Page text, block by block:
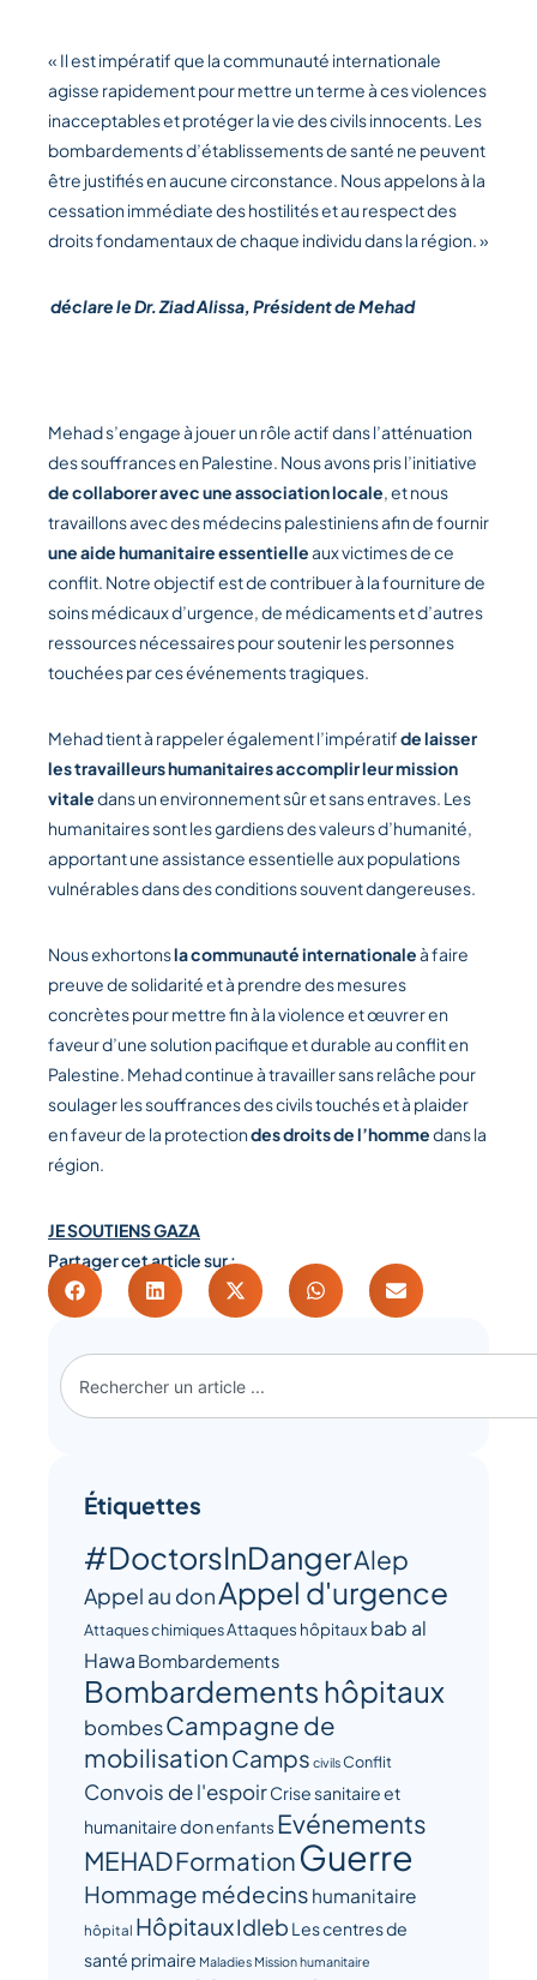
« Il est impératif que la communauté internationale
agisse rapidement pour mettre un terme à ces violences
inacceptables et protéger la vie des civils innocents. Les
bombardements d’établissements de santé ne peuvent
être justifiés en aucune circonstance. Nous appelons à la
cessation immédiate des hostilités et au respect des
droits fondamentaux de chaque individu dans la région. »
déclare le Dr. Ziad Alissa, Président de Mehad
Mehad s’engage à jouer un rôle actif dans l’atténuation
des souffrances en Palestine. Nous avons pris l’initiative
de collaborer avec une association locale, et nous
travaillons avec des médecins palestiniens afin de fournir
une aide humanitaire essentielleaux victimes de ce
conflit. Notre objectif est de contribuer à la fourniture de
soins médicaux d’urgence, de médicaments et d’autres
ressources nécessaires pour soutenir les personnes
touchées par ces événements tragiques.
Mehad tient à rappeler également l’impératifde laisser
les travailleurs humanitaires accomplir leur mission
vitaledans un environnement sûr et sans entraves. Les
humanitaires sont les gardiens des valeurs d’humanité,
apportant une assistance essentielle aux populations
vulnérables dans des conditions souvent dangereuses.
Nous exhortonsla communauté internationaleà faire
preuve de solidarité et à prendre des mesures
concrètes pour mettre fin à la violence et œuvrer en
faveur d’une solution pacifique et durable au conflit en
Palestine. Mehad continue à travailler sans relâche pour
soulager les souffrances des civils touchés et à plaider
en faveur de la protectiondes droits de l’hommedans la
région.
JE SOUTIENS GAZA
Partager cet article sur :
Étiquettes
#DoctorsInDangerAlep
Appel au donAppel d'urgence
Attaques chimiquesAttaques hôpitaux bab al
Hawa Bombardements
Bombardements hôpitaux
bombesCampagne de
mobilisationCamps civilsConflit
Convois de l'espoirCrise sanitaire et
humanitairedonenfants Evénements
MEHADFormationGuerre
Hommage médecins humanitaire
hôpital HôpitauxIdleb Les centres de
santé primaire Maladies Mission humanitaire